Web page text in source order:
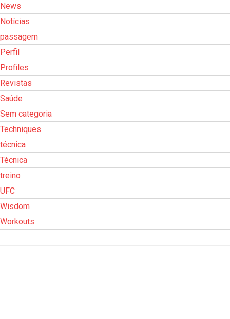
News
Notícias
passagem
Perfil
Profiles
Revistas
Saúde
Sem categoria
Techniques
técnica
Técnica
treino
UFC
Wisdom
Workouts